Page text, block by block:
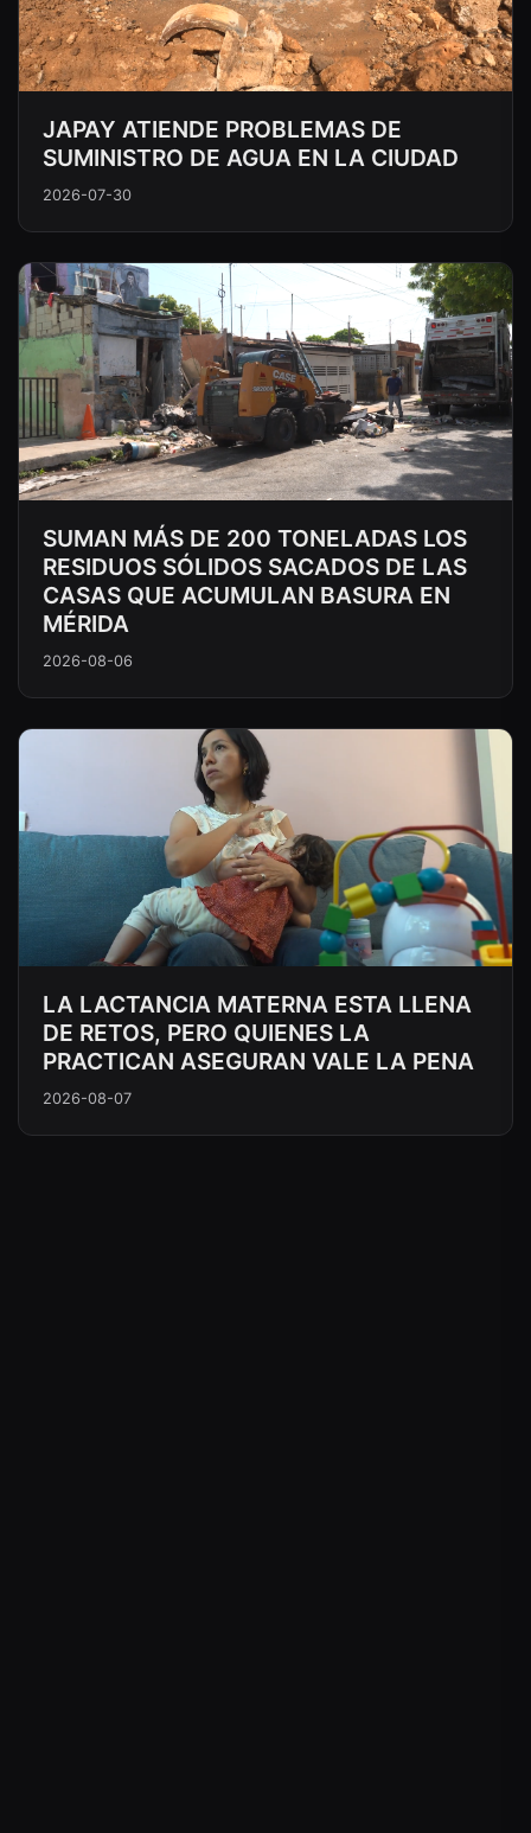
JAPAY ATIENDE PROBLEMAS DE
SUMINISTRO DE AGUA EN LA CIUDAD
2026-07-30
SUMAN MÁS DE 200 TONELADAS LOS
RESIDUOS SÓLIDOS SACADOS DE LAS
CASAS QUE ACUMULAN BASURA EN
MÉRIDA
2026-08-06
LA LACTANCIA MATERNA ESTA LLENA
DE RETOS, PERO QUIENES LA
PRACTICAN ASEGURAN VALE LA PENA
2026-08-07